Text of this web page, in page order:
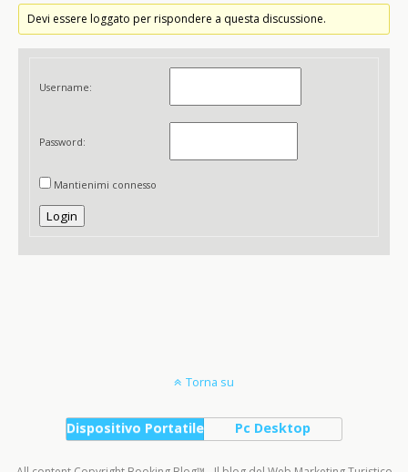
Devi essere loggato per rispondere a questa discussione.
Username:
Password:
Mantienimi connesso
Login
Torna su
Dispositivo Portatile Pc Desktop